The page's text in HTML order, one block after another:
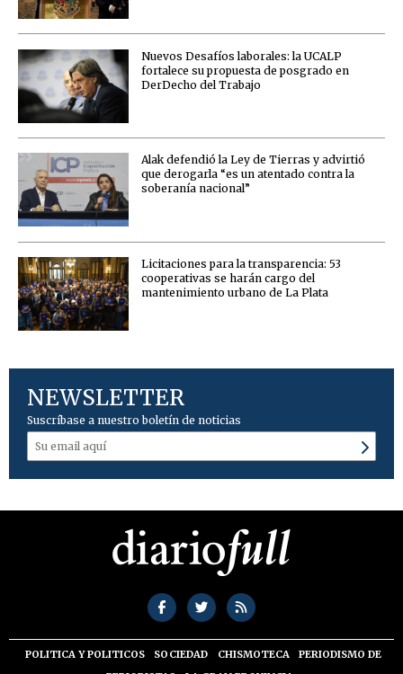
Nuevos Desafíos laborales: la UCALP
fortalece su propuesta de posgrado en
DerDecho del Trabajo
Alak defendió la Ley de Tierras y advirtió
que derogarla “es un atentado contra la
soberanía nacional”
Licitaciones para la transparencia: 53
cooperativas se harán cargo del
mantenimiento urbano de La Plata
NEWSLETTER
Suscríbase a nuestro boletín de noticias
POLITICA Y POLITICOS SOCIEDAD CHISMOTECA
PERIODISMO DE